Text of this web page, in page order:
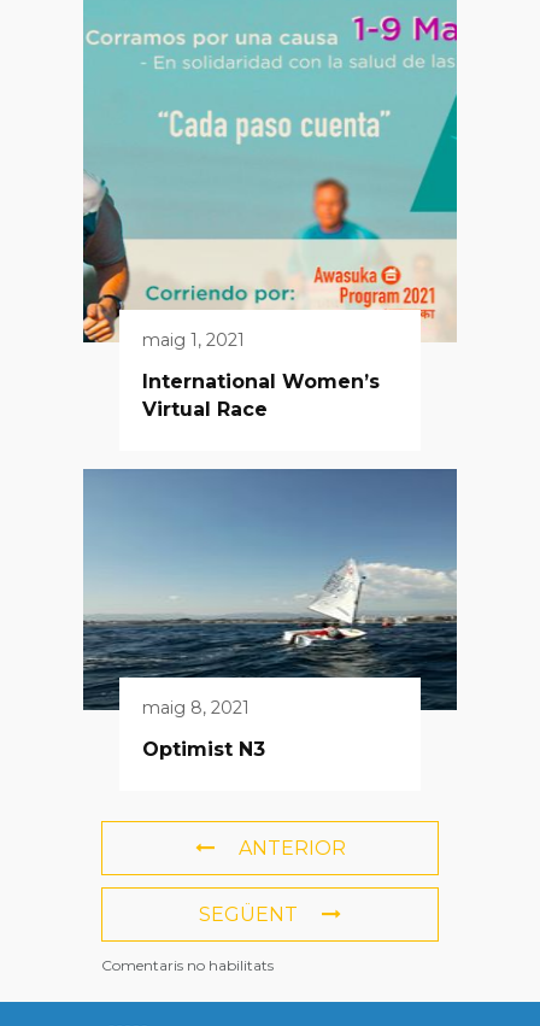
maig 1, 2021
International Women’s
Virtual Race
maig 8, 2021
Optimist N3
ANTERIOR
SEGÜENT
Comentaris no habilitats